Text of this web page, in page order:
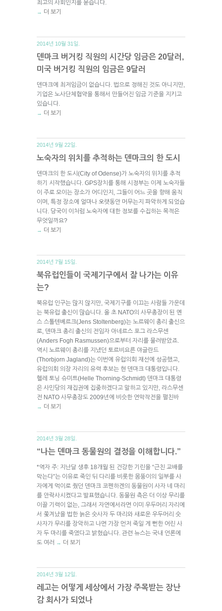
최고의 사회인지를 묻습니다.
→ 더 보기
2014년 10월 31일.
덴마크 버거킹 직원의 시간당 임금은 20달러,
미국 버거킹 직원의 임금은 9달러
덴마크에 최저임금이 없습니다. 법으로 정해진 것도 아니지만,
기업은 노사단체협약을 통해서 만들어진 임금 기준을 지키고
있습니다.
→ 더 보기
2014년 9월 22일.
노숙자의 위치를 추적하는 덴마크의 한 도시
덴마크의 한 도시(City of Odense)가 노숙자의 위치를 추적
하기 시작했습니다. GPS장치를 통해 시정부는 이제 노숙자들
이 주로 모이는 장소가 어디인지, 그들이 어느 곳을 향해 움직
이며, 특정 장소에 얼마나 오랫동안 머무는지 파악하게 되었습
니다. 당국이 이처럼 노숙자에 대한 정보를 수집하는 목적은
무엇일까요?
→ 더 보기
2014년 7월 15일.
북유럽인들이 국제기구에서 잘 나가는 이유
는?
북유럽 인구는 많지 않지만, 국제기구를 이끄는 사람들 가운데
는 북유럽 출신이 많습니다. 올 초 NATO의 사무총장이 된 옌
스 스톨텐베르크(Jens Stoltenberg)는 노르웨이 총리 출신으
로, 덴마크 총리 출신의 전임자 아네르스 포그 라스무센
(Anders Fogh Rasmussen)으로부터 자리를 물려받았죠.
역시 노르웨이 총리를 지냈던 토르비요른 야글란드
(Thorbjorn Jagland)는 이번에 유럽의회 재선에 성공했고,
유럽의회 의장 자리의 유력 후보는 현 덴마크 대통령입니다.
헬레 토닝 슈미트(Helle Thorning-Schmidt) 덴마크 대통령
은 사민당의 재집권에 집중하겠다고 말하고 있지만, 라스무센
전 NATO 사무총장도 2009년에 비슷한 연막작전을 펼친바
→ 더 보기
2014년 3월 28일.
“나는 덴마크 동물원의 결정을 이해합니다.”
*역자 주: 지난달 생후 18개월 된 건강한 기린을 “근친 교배를
막는다”는 이유로 죽인 뒤 다리를 비롯한 몸뚱이의 일부를 사
자에게 먹이로 줬던 덴마크 코펜하겐의 동물원이 사자 네 마리
를 안락사시켰다고 발표했습니다. 동물원 측은 더 이상 무리를
이끌 기력이 없는, 그래서 자연에서라면 이미 우두머리 자리에
서 쫓겨났을 법한 늙은 숫사자 두 마리와 새로운 우두머리 숫
사자가 무리를 장악하고 나면 가장 먼저 죽일 게 뻔한 어린 사
자 두 마리를 죽였다고 밝혔습니다. 관련 뉴스는 국내 언론에
도 여러 → 더 보기
2014년 3월 12일.
레고는 어떻게 세상에서 가장 주목받는 장난
감 회사가 되었나